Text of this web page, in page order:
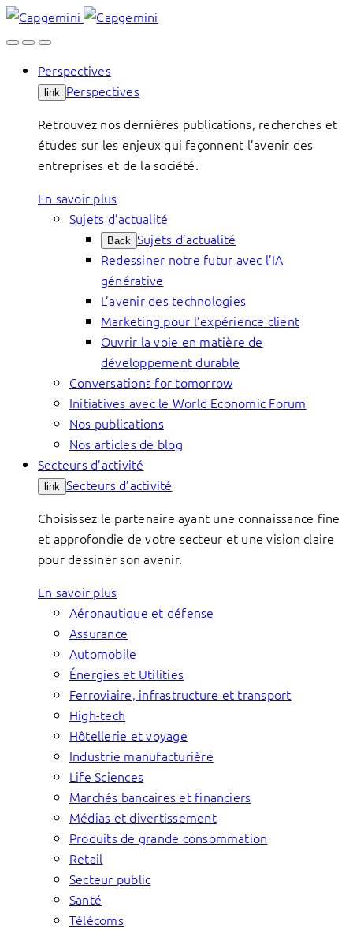
Skip
to
Perspectives
link Perspectives
Retrouvez nos dernières publications, recherches et
études sur les enjeux qui façonnent l’avenir des
entreprises et de la société.
En savoir plus
Sujets d’actualité
Back Sujets d’actualité
Redessiner notre futur avec l’IA
générative
L’avenir des technologies
Marketing pour l’expérience client
Ouvrir la voie en matière de
développement durable
Conversations for tomorrow
Initiatives avec le World Economic Forum
Nos publications
Nos articles de blog
Secteurs d’activité
link Secteurs d’activité
Choisissez le partenaire ayant une connaissance fine
et approfondie de votre secteur et une vision claire
pour dessiner son avenir.
En savoir plus
Aéronautique et défense
Assurance
Automobile
Énergies et Utilities
Ferroviaire, infrastructure et transport
High-tech
Hôtellerie et voyage
Industrie manufacturière
Life Sciences
Marchés bancaires et financiers
Médias et divertissement
Produits de grande consommation
Retail
Secteur public
Santé
Télécoms